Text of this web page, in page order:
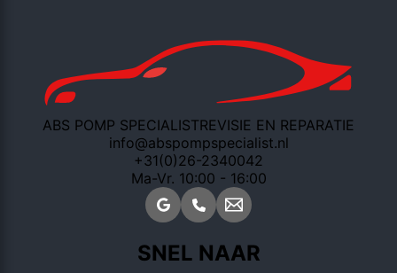
ABS POMP SPECIALISTREVISIE EN REPARATIE
info@abspompspecialist.nl
+31(0)26-2340042
Ma-Vr. 10:00 - 16:00
SNEL NAAR